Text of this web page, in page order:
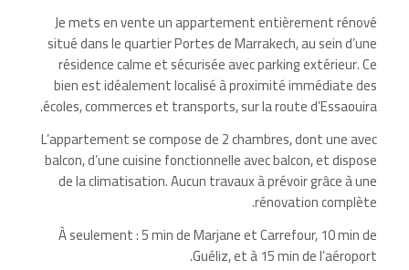
Je mets en vente un appartement entièrement rénové
situé dans le quartier Portes de Marrakech, au sein d’une
résidence calme et sécurisée avec parking extérieur. Ce
bien est idéalement localisé à proximité immédiate des
écoles, commerces et transports, sur la route d’Essaouira.
L’appartement se compose de 2 chambres, dont une avec
balcon, d’une cuisine fonctionnelle avec balcon, et dispose
de la climatisation. Aucun travaux à prévoir grâce à une
rénovation complète.
À seulement : 5 min de Marjane et Carrefour, 10 min de
Guéliz, et à 15 min de l’aéroport.